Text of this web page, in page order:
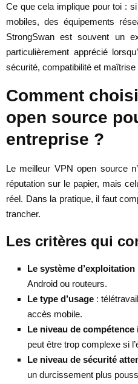
Ce que cela implique pour toi :
mobiles, des équipements
StrongSwan est souvent un
particulièrement apprécié
sécurité, compatibilité et maîtrise
Comment
open source
entreprise ?
Le meilleur VPN open source
réputation sur le papier, mais
réel. Dans la pratique, il faut
trancher.
Les critères qui
Le système d’exploitation
Android ou routeurs.
Le type d’usage :
accès mobile.
Le niveau de compétence
peut être trop complexe si
Le niveau de sécurité
un durcissement plus